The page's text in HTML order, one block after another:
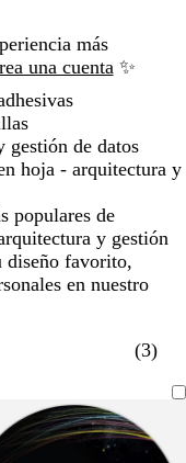
más
una cuenta ✨
gestión de datos
hoja - arquitectura y
populares de
y gestión
diseño favorito,
en nuestro
(3)